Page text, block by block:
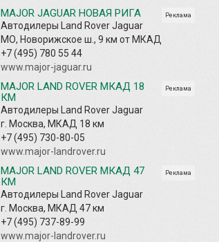
Реклама
MAJOR JAGUAR НОВАЯ РИГА
Автодилеры Land Rover Jaguar
МО, Новорижское ш., 9 км от МКАД
+7 (495) 780 55 44
www.major-jaguar.ru
Реклама
MAJOR LAND ROVER МКАД 18
КМ
Автодилеры Land Rover Jaguar
г. Москва, МКАД 18 км
+7 (495) 730-80-05
www.major-landrover.ru
Реклама
MAJOR LAND ROVER МКАД 47
КМ
Автодилеры Land Rover Jaguar
г. Москва, МКАД 47 км
+7 (495) 737-89-99
www.major-landrover.ru